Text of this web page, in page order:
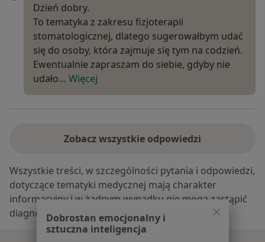
Dzień dobry.
To tematyka z zakresu fizjoterapii
stomatologicznej, dlatego sugerowałbym udać
się do osoby, która zajmuje się tym na codzień.
Ewentualnie zapraszam do siebie, gdyby nie
udało… Więcej
Zobacz wszystkie odpowiedzi
Wszystkie treści, w szczególności pytania i odpowiedzi,
dotyczące tematyki medycznej mają charakter
informacyjny i w żadnym wypadku nie mogą zastąpić
diagnozy medycznej.
Dobrostan emocjonalny i
sztuczna inteligencja